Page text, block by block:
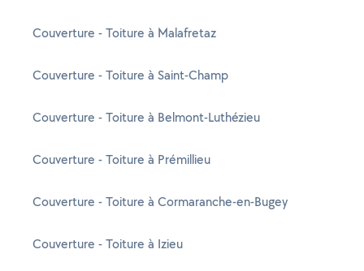
Couverture - Toiture à Malafretaz
Couverture - Toiture à Saint-Champ
Couverture - Toiture à Belmont-Luthézieu
Couverture - Toiture à Prémillieu
Couverture - Toiture à Cormaranche-en-Bugey
Couverture - Toiture à Izieu